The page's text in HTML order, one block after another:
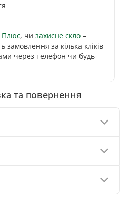
Плюс, чи захисне скло –
за кілька кліків
через телефон чи будь-
та повернення
грн - повна передплата)
ApplePay
90 грн
100 грн